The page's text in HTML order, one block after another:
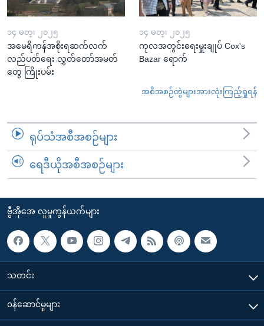
၁၄ မတ္၊ ၂၀၂၅
အမေရိကန်အစိုးရဆက်လက်
လည်ပတ်ရေး လွှတ်တော်အမတ်
တွေ ကြိုးပမ်း
၁၄ မတ္၊ ၂၀၂၅
ကုလအတွင်းရေးမှူးချုပ် Cox's
Bazar ရောက်
အစီအစဉ်တွဲများအားလုံးကြည့်ရှုရန်
ရုပ်သံအစီအစဉ်များ
ရေဒီယိုအစီအစဉ်များ
ဗွီအိုအေ လူမှုကွန်ယက်များ
သတင်း
၀န်ဆောင်မှုများ